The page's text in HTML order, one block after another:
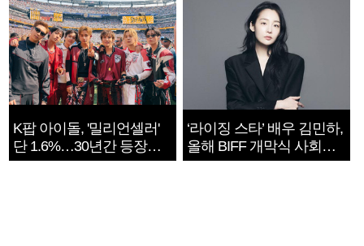
K팝 아이돌, '밀리언셀러'
단 1.6%…30년간 등장
1182개팀 전수조사
‘라이징 스타’ 배우 김민하,
올해 BIFF 개막식 사회자
확정